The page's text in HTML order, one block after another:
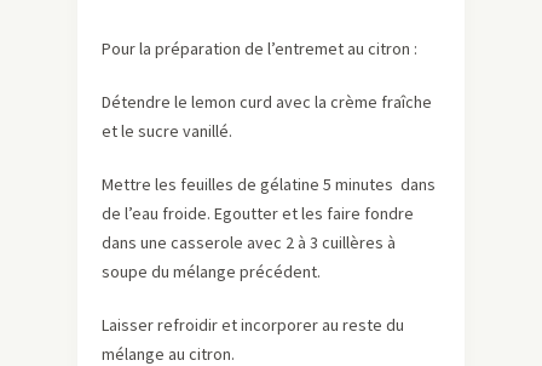
Pour la préparation de l’entremet au citron :
Détendre le lemon curd avec la crème fraîche
et le sucre vanillé.
Mettre les feuilles de gélatine 5 minutes dans
de l’eau froide. Egoutter et les faire fondre
dans une casserole avec 2 à 3 cuillères à
soupe du mélange précédent.
Laisser refroidir et incorporer au reste du
mélange au citron.